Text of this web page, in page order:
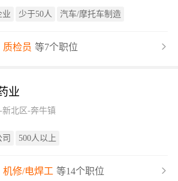
业 少于50人 汽车/摩托车制造
质检员 等7个职位
业
新北区-奔牛镇
司 500人以上
机修/电焊工 等14个职位